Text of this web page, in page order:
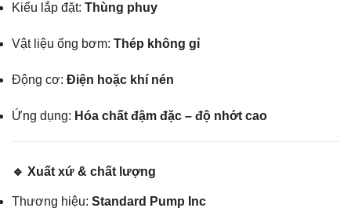
Kiểu lắp đặt: Thùng phuy
Vật liệu ống bơm: Thép không gỉ
Động cơ: Điện hoặc khí nén
Ứng dụng: Hóa chất đậm đặc – độ nhớt cao
🔹 Xuất xứ & chất lượng
Thương hiệu: Standard Pump Inc